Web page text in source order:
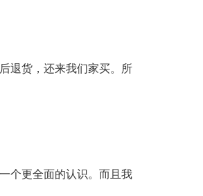
退货，还来我们家买。所
个更全面的认识。而且我